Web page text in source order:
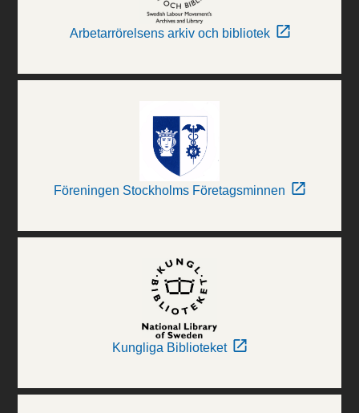
Arbetarrörelsens arkiv och bibliotek
Föreningen Stockholms Företagsminnen
Kungliga Biblioteket